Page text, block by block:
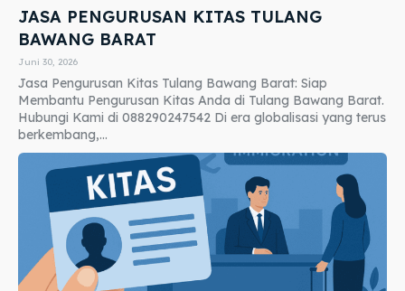
JASA PENGURUSAN KITAS TULANG
BAWANG BARAT
Juni 30, 2026
Jasa Pengurusan Kitas Tulang Bawang Barat: Siap
Membantu Pengurusan Kitas Anda di Tulang Bawang Barat.
Hubungi Kami di 088290247542 Di era globalisasi yang terus
berkembang,...